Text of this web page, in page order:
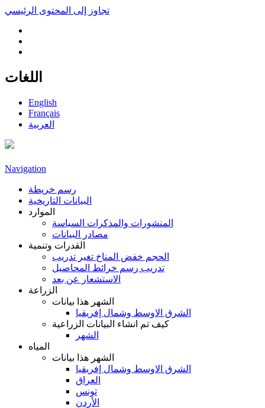
تجاوز إلى المحتوى الرئيسي
اللغات
English
Français
العربية
Navigation
رسم خريطة
البيانات التاريخية
الموارد
المنشورات والمذكرات السياسة
مصادر البيانات
القدرات وتنمية
الحجم خفض المناخ تغير تدريب
تدريب رسم خرائط المحاصيل
الاستشعار عن بعد
الزراعة
الشهر هذا بيانات
الشرق الاوسط وشمال إفريقيا
كيف تم انشاء البيانات الزراعية
الشهر
المياه
الشهر هذا بيانات
الشرق الاوسط وشمال إفريقيا
العراق
تونس
الأردن